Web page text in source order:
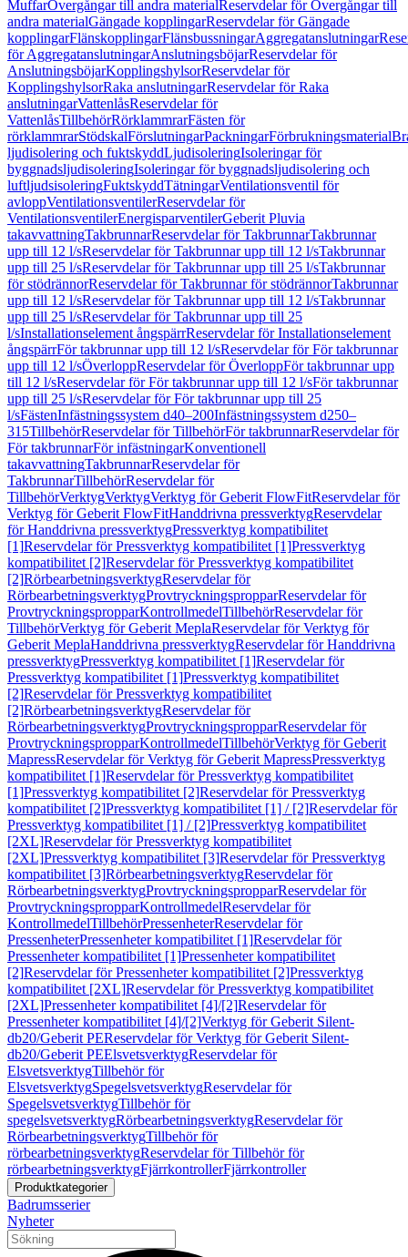
MuffarÖvergångar till andra materialReservdelar för Övergångar till
andra materialGängade kopplingarReservdelar för Gängade
kopplingarFlänskopplingarFlänsbussningarAggregatanslutningar
för AggregatanslutningarAnslutningsböjarReservdelar för
AnslutningsböjarKopplingshylsorReservdelar för
KopplingshylsorRaka anslutningarReservdelar för Raka
anslutningarVattenlåsReservdelar för
VattenlåsTillbehörRörklammrarFästen för
rörklammrarStödskalFörslutningarPackningarFörbrukningsmaterial
ljudisolering och fuktskyddLjudisoleringIsoleringar för
byggnadsljudisoleringIsoleringar för byggnadsljudisolering och
luftljudsisoleringFuktskyddTätningarVentilationsventil för
avloppVentilationsventilerReservdelar för
VentilationsventilerEnergisparventilerGeberit Pluvia
takavvattningTakbrunnarReservdelar för TakbrunnarTakbrunnar
upp till 12 l/sReservdelar för Takbrunnar upp till 12 l/sTakbrunnar
upp till 25 l/sReservdelar för Takbrunnar upp till 25 l/sTakbrunnar
för stödrännorReservdelar för Takbrunnar för stödrännorTakbrunnar
upp till 12 l/sReservdelar för Takbrunnar upp till 12 l/sTakbrunnar
upp till 25 l/sReservdelar för Takbrunnar upp till 25
l/sInstallationselement ångspärrReservdelar för Installationselement
ångspärrFör takbrunnar upp till 12 l/sReservdelar för För takbrunnar
upp till 12 l/sÖverloppReservdelar för ÖverloppFör takbrunnar upp
till 12 l/sReservdelar för För takbrunnar upp till 12 l/sFör takbrunnar
upp till 25 l/sReservdelar för För takbrunnar upp till 25
l/sFästenInfästningssystem d40–200Infästningssystem d250–
315TillbehörReservdelar för TillbehörFör takbrunnarReservdelar för
För takbrunnarFör infästningarKonventionell
takavvattningTakbrunnarReservdelar för
TakbrunnarTillbehörReservdelar för
TillbehörVerktygVerktygVerktyg för Geberit FlowFitReservdelar för
Verktyg för Geberit FlowFitHanddrivna pressverktygReservdelar
för Handdrivna pressverktygPressverktyg kompatibilitet
[1]Reservdelar för Pressverktyg kompatibilitet [1]Pressverktyg
kompatibilitet [2]Reservdelar för Pressverktyg kompatibilitet
[2]RörbearbetningsverktygReservdelar för
RörbearbetningsverktygProvtryckningspropparReservdelar för
ProvtryckningspropparKontrollmedelTillbehörReservdelar för
TillbehörVerktyg för Geberit MeplaReservdelar för Verktyg för
Geberit MeplaHanddrivna pressverktygReservdelar för Handdrivna
pressverktygPressverktyg kompatibilitet [1]Reservdelar för
Pressverktyg kompatibilitet [1]Pressverktyg kompatibilitet
[2]Reservdelar för Pressverktyg kompatibilitet
[2]RörbearbetningsverktygReservdelar för
RörbearbetningsverktygProvtryckningspropparReservdelar för
ProvtryckningspropparKontrollmedelTillbehörVerktyg för Geberit
MapressReservdelar för Verktyg för Geberit MapressPressverktyg
kompatibilitet [1]Reservdelar för Pressverktyg kompatibilitet
[1]Pressverktyg kompatibilitet [2]Reservdelar för Pressverktyg
kompatibilitet [2]Pressverktyg kompatibilitet [1] / [2]Reservdelar för
Pressverktyg kompatibilitet [1] / [2]Pressverktyg kompatibilitet
[2XL]Reservdelar för Pressverktyg kompatibilitet
[2XL]Pressverktyg kompatibilitet [3]Reservdelar för Pressverktyg
kompatibilitet [3]RörbearbetningsverktygReservdelar för
RörbearbetningsverktygProvtryckningspropparReservdelar för
ProvtryckningspropparKontrollmedelReservdelar för
KontrollmedelTillbehörPressenheterReservdelar för
PressenheterPressenheter kompatibilitet [1]Reservdelar för
Pressenheter kompatibilitet [1]Pressenheter kompatibilitet
[2]Reservdelar för Pressenheter kompatibilitet [2]Pressverktyg
kompatibilitet [2XL]Reservdelar för Pressverktyg kompatibilitet
[2XL]Pressenheter kompatibilitet [4]/[2]Reservdelar för
Pressenheter kompatibilitet [4]/[2]Verktyg för Geberit Silent-
db20/Geberit PEReservdelar för Verktyg för Geberit Silent-
db20/Geberit PEElsvetsverktygReservdelar för
ElsvetsverktygTillbehör för
ElsvetsverktygSpegelsvetsverktygReservdelar för
SpegelsvetsverktygTillbehör för
spegelsvetsverktygRörbearbetningsverktygReservdelar för
RörbearbetningsverktygTillbehör för
rörbearbetningsverktygReservdelar för Tillbehör för
rörbearbetningsverktygFjärrkontrollerFjärrkontroller
Produktkategorier
Badrumsserier
Nyheter